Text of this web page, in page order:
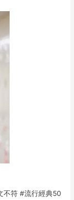
不符 #流行經典50